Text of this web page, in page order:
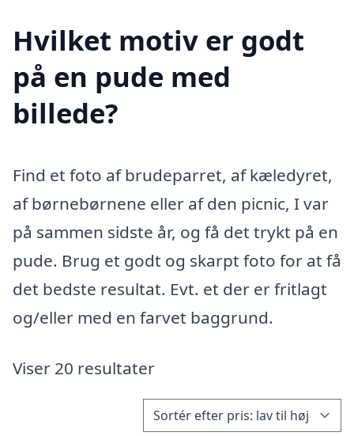
Hvilket motiv er godt
på en pude med
billede?
Find et foto af brudeparret, af kæledyret,
af børnebørnene eller af den picnic, I var
på sammen sidste år, og få det trykt på en
pude. Brug et godt og skarpt foto for at få
det bedste resultat. Evt. et der er fritlagt
og/eller med en farvet baggrund.
Viser 20 resultater